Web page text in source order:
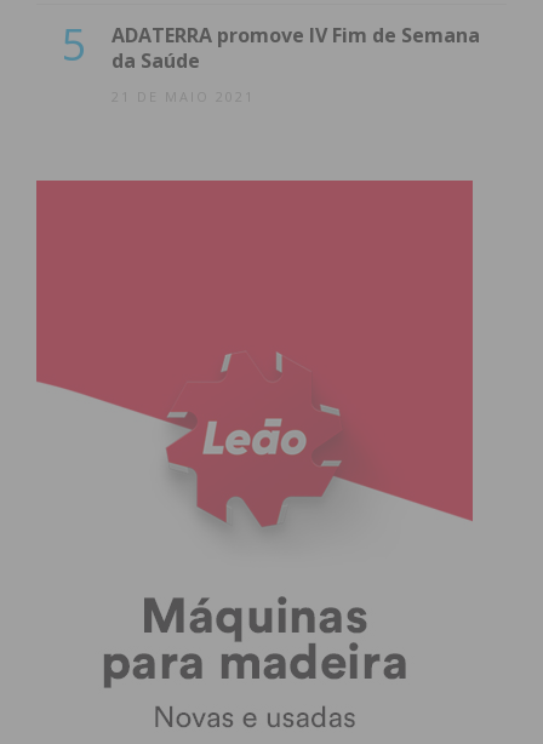
5
ADATERRA promove IV Fim de Semana
da Saúde
21 DE MAIO 2021